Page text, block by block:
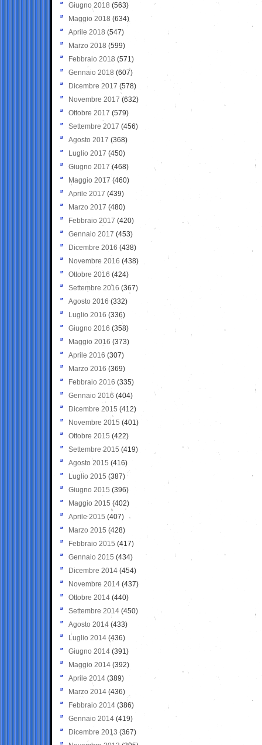
Giugno 2018 (563)
Maggio 2018 (634)
Aprile 2018 (547)
Marzo 2018 (599)
Febbraio 2018 (571)
Gennaio 2018 (607)
Dicembre 2017 (578)
Novembre 2017 (632)
Ottobre 2017 (579)
Settembre 2017 (456)
Agosto 2017 (368)
Luglio 2017 (450)
Giugno 2017 (468)
Maggio 2017 (460)
Aprile 2017 (439)
Marzo 2017 (480)
Febbraio 2017 (420)
Gennaio 2017 (453)
Dicembre 2016 (438)
Novembre 2016 (438)
Ottobre 2016 (424)
Settembre 2016 (367)
Agosto 2016 (332)
Luglio 2016 (336)
Giugno 2016 (358)
Maggio 2016 (373)
Aprile 2016 (307)
Marzo 2016 (369)
Febbraio 2016 (335)
Gennaio 2016 (404)
Dicembre 2015 (412)
Novembre 2015 (401)
Ottobre 2015 (422)
Settembre 2015 (419)
Agosto 2015 (416)
Luglio 2015 (387)
Giugno 2015 (396)
Maggio 2015 (402)
Aprile 2015 (407)
Marzo 2015 (428)
Febbraio 2015 (417)
Gennaio 2015 (434)
Dicembre 2014 (454)
Novembre 2014 (437)
Ottobre 2014 (440)
Settembre 2014 (450)
Agosto 2014 (433)
Luglio 2014 (436)
Giugno 2014 (391)
Maggio 2014 (392)
Aprile 2014 (389)
Marzo 2014 (436)
Febbraio 2014 (386)
Gennaio 2014 (419)
Dicembre 2013 (367)